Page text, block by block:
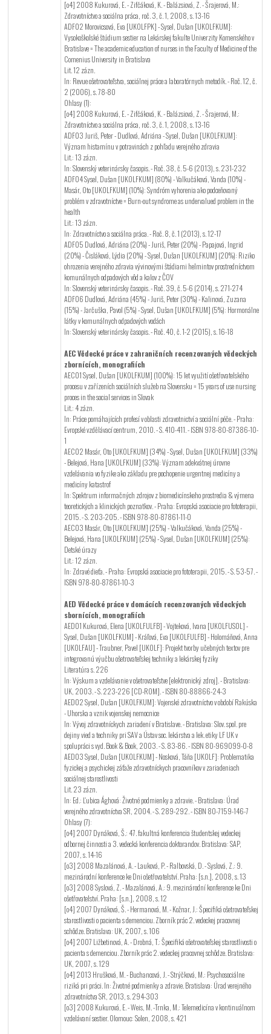
[o4] 2008 Kukurová, E. - Zifčáková, K. - Balázsiová, Z. - Šrajerová, M.:
Zdravotníctvo a sociálna práca, roč. 3, č. 1, 2008, s. 13-16
ADF02 Morovicsová, Eva [UKOLFPK] - Sysel, Dušan [UKOLFKUM]:
Vysokoškolské štúdium sestier na Lekárskej fakulte Univerzity Komenského v
Bratislave = The academic education of nurses in the Faculty of Medicine of the
Comenius University in Bratislava
Lit. 12 zázn.
In: Revue ošetrovateľstva, sociálnej práce a laboratórnych metodík. - Roč. 12, č.
2 (2006), s. 78-80
Ohlasy (1):
[o4] 2008 Kukurová, E. - Zifčáková, K. - Balázsiová, Z. - Šrajerová, M.:
Zdravotníctvo a sociálna práca, roč. 3, č. 1, 2008, s. 13-16
ADF03 Juriš, Peter - Dudlová, Adriána - Sysel, Dušan [UKOLFKUM]:
Význam histamínu v potravinách z pohľadu verejného zdravia
Lit.: 13 zázn.
In: Slovenský veterinársky časopis. - Roč. 38, č. 5-6 (2013), s. 231-232
ADF04 Sysel, Dušan [UKOLFKUM] (80%) - Valkučáková, Vanda (10%) -
Masár, Oto [UKOLFKUM] (10%): Syndróm vyhorenia ako podceňovaný
problém v zdravotníctve = Burn-out syndrome as undervalued problem in the
health
Lit.: 13 zázn.
In: Zdravotníctvo a sociálna práca. - Roč. 8, č. 1 (2013), s. 12-17
ADF05 Dudlová, Adriána (20%) - Juriš, Peter (20%) - Papajová, Ingrid
(20%) - Čisláková, Lýdia (20%) - Sysel, Dušan [UKOLFKUM] (20%): Riziko
ohrozenia verejného zdravia vývinovými štádiami helmintov prostredníctvom
komunálnych odpadových vôd a kalov z ČOV
In: Slovenský veterinársky časopis. - Roč. 39, č. 5-6 (2014), s. 271-274
ADF06 Dudlová, Adriána (45%) - Juriš, Peter (30%) - Kalinová, Zuzana
(15%) - Jarčuška, Pavol (5%) - Sysel, Dušan [UKOLFKUM] (5%): Hormonálne
látky v komunálnych odpadových vodách
In: Slovenský veterinársky časopis. - Roč. 40, č. 1-2 (2015), s. 16-18
AEC Vědecké práce v zahraničních recenzovaných vědeckých
zbornících, monografiích
AEC01 Sysel, Dušan [UKOLFKUM] (100%): 15 let využití ošetřovatelského
procesu v zařízeních sociálních služeb na Slovensku = 15 years of use nursing
proces in the social services in Slovak
Lit.: 4 zázn.
In: Práce pomáhajících profesí v oblasti zdravotnictví a sociální péče. - Praha:
Evropské vzdělávací centrum, 2010. - S. 410-411. - ISBN 978-80-87386-10-
1
AEC02 Masár, Oto [UKOLFKUM] (34%) - Sysel, Dušan [UKOLFKUM] (33%)
- Belejová, Hana [UKOLFKUM] (33%): Význam adekvátnej úrovne
vzdelávania vo fyzike ako základu pre pochopenie urgentnej medicíny a
medicíny katastrof
In: Spektrum informačných zdrojov z biomedicínskeho prostredia & výmena
teoretických a klinických poznatkov. - Praha: Evropská asociacie pro fototerapii,
2015. - S. 203-205. - ISBN 978-80-87861-11-0
AEC03 Masár, Oto [UKOLFKUM] (25%) - Valkučáková, Vanda (25%) -
Belejová, Hana [UKOLFKUM] (25%) - Sysel, Dušan [UKOLFKUM] (25%):
Detské úrazy
Lit.: 12 zázn.
In: Zdravé dieťa. - Praha: Evropská asociacie pro fototerapii, 2015. - S. 53-57. -
ISBN 978-80-87861-10-3
AED Vědecké práce v domácích recenzovaných vědeckých
sbornících, monografiích
AED01 Kukurová, Elena [UKOLFULFB] - Vojteková, Ivana [UKOLFUSOL] -
Sysel, Dušan [UKOLFKUM] - Kráľová, Eva [UKOLFULFB] - Holomáňová, Anna
[UKOLFAU] - Traubner, Pavel [UKOLF]: Projekt tvorby učebných textov pre
integrovanú výučbu ošetrovateľskej techniky a lekárskej fyziky
Literatúra s. 226
In: Výskum a vzdelávanie v ošetrovateľstve [elektronický zdroj]. - Bratislava:
UK, 2003. - S. 223-226 [CD-ROM]. - ISBN 80-88866-24-3
AED02 Sysel, Dušan [UKOLFKUM]: Vojenské zdravotníctvo v období Rakúska
- Uhorska a vznik vojenskej nemocnice
In: Vývoj zdravotníckych zariadení v Bratislave. - Bratislava: Slov. spol. pre
dejiny vied a techniky pri SAV a Ústav soc. lekárstva a lek. etiky LF UK v
spolupráci s vyd. Book & Book, 2003. - S. 83-86. - ISBN 80-969099-0-8
AED03 Sysel, Dušan [UKOLFKUM] - Nosková, Táňa [UKOLF]: Problematika
fyzickej a psychickej záťaže zdravotníckych pracovníkov v zariadeniach
sociálnej starostlivosti
Lit. 23 zázn.
In: Ed.: Ľubica Ághová: Životné podmienky a zdravie. - Bratislava: Úrad
verejného zdravotníctva SR, 2004. - S. 289-292. - ISBN 80-7159-146-7
Ohlasy (7):
[o4] 2007 Dynáková, Š.: 47. fakultná konferencia študentskej vedeckej
odbornej činnosti a 3. vedecká konferencia doktorandov. Bratislava: SAP,
2007, s. 14-16
[o3] 2008 Mazalánová, A. - Lauková, P. - Ralbovská, D. - Syslová, Z.: 9.
mezinárodní konference ke Dni ošetřovatelství. Praha: [s.n.], 2008, s. 13
[o3] 2008 Syslová, Z. - Mazalánová, A.: 9. mezinárodní konference ke Dni
ošetřovatelství. Praha: [s.n.], 2008, s. 12
[o4] 2007 Dynáková, Š. - Hermanová, M. - Kožnar, J.: Špecifiká ošetrovateľskej
starostlivosti o pacienta s demenciou. Zborník prác 2. vedeckej pracovnej
schôdze. Bratislava: UK, 2007, s. 106
[o4] 2007 Ližbetinová, A. - Drobná, T.: Špecifiká ošetrovateľskej starostlivosti o
pacienta s demenciou. Zborník prác 2. vedeckej pracovnej schôdze. Bratislava:
UK, 2007, s. 129
[o4] 2013 Hrušková, M. - Buchancová, J. - Strýčková, M.: Psychosociálne
riziká pri práci. In: Životné podmienky a zdravie. Bratislava: Úrad verejného
zdravotníctva SR, 2013, s. 294-303
[o3] 2008 Kukurová, E. - Weis, M. -Trnka, M.: Telemedicína v kontinuálnom
vzdelávaní sestier. Olomouc: Solen, 2008, s. 421